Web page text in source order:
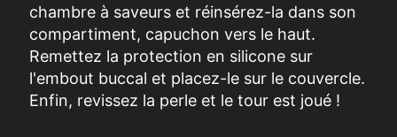
chambre à saveurs et réinsérez-la dans son
compartiment, capuchon vers le haut.
Remettez la protection en silicone sur
l'embout buccal et placez-le sur le couvercle.
Enfin, revissez la perle et le tour est joué !